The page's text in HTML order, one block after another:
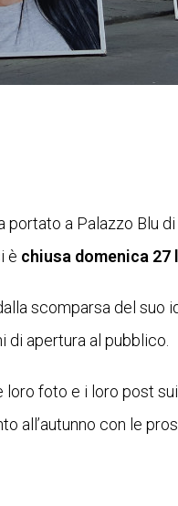
portato a Palazzo Blu
è chiusa domenica
scomparsa del suo
apertura al pubblico.
loro foto e i loro post
all’autunno con le